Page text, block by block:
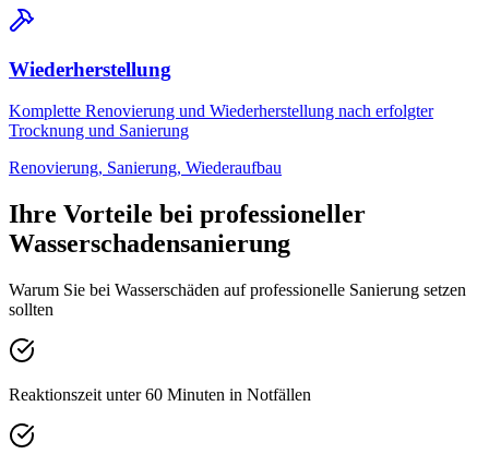
Wiederherstellung
Komplette Renovierung und Wiederherstellung nach erfolgter
Trocknung und Sanierung
Renovierung, Sanierung, Wiederaufbau
Ihre Vorteile bei professioneller
Wasserschadensanierung
Warum Sie bei Wasserschäden auf professionelle Sanierung setzen
sollten
Reaktionszeit unter 60 Minuten in Notfällen